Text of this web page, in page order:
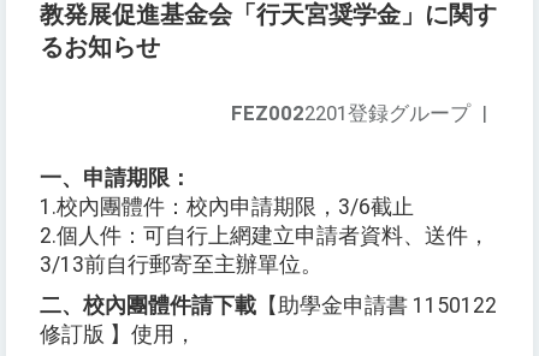
教発展促進基金会「行天宮奨学金」に関す
るお知らせ
FEZ0022201登録グループ |
一、申請期限：
1.校內團體件：校內申請期限，3/6截止
2.個人件：可自行上網建立申請者資料、送件，
3/13前自行郵寄至主辦單位。
二、校內團體件請下載 【助學金申請書 1150122
修訂版 】使用，